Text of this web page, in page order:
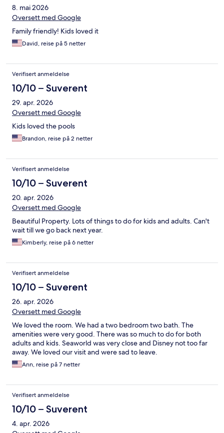
8. mai 2026
Oversett med Google
Family friendly! Kids loved it
David, reise på 5 netter
Verifisert anmeldelse
10/10 – Suverent
29. apr. 2026
Oversett med Google
Kids loved the pools
Brandon, reise på 2 netter
Verifisert anmeldelse
10/10 – Suverent
20. apr. 2026
Oversett med Google
Beautiful Property. Lots of things to do for kids and adults. Can't
wait till we go back next year.
Kimberly, reise på 6 netter
Verifisert anmeldelse
10/10 – Suverent
26. apr. 2026
Oversett med Google
We loved the room. We had a two bedroom two bath. The
amenities were very good. There was so much to do for both
adults and kids. Seaworld was very close and Disney not too far
away. We loved our visit and were sad to leave.
Ann, reise på 7 netter
Verifisert anmeldelse
10/10 – Suverent
4. apr. 2026